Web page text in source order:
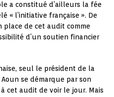
a constitué d’ailleurs la fée
« l’initiative française ». De
place de cet audit comme
d’un soutien financier
seul le président de la
se démarque par son
cet audit de voir le jour. Mais